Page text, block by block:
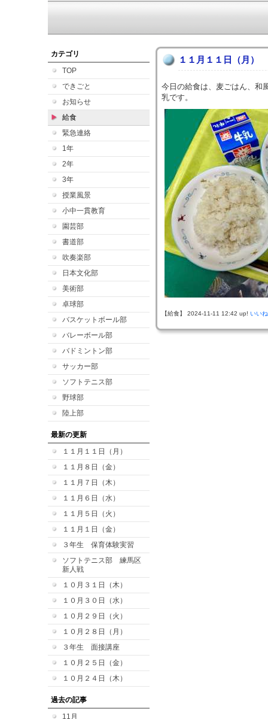
カテゴリ
TOP
できごと
お知らせ
給食
緊急連絡
1年
2年
3年
授業風景
小中一貫教育
園芸部
書道部
吹奏楽部
日本文化部
美術部
卓球部
バスケットボール部
バレーボール部
バドミントン部
サッカー部
ソフトテニス部
野球部
陸上部
最新の更新
１１月１１日（月）
１１月８日（金）
１１月７日（木）
１１月６日（水）
１１月５日（火）
１１月１日（金）
３年生 保育体験実習
ソフトテニス部 練馬区
新人戦
１０月３１日（木）
１０月３０日（水）
１０月２９日（火）
１０月２８日（月）
３年生 面接講座
１０月２５日（金）
１０月２４日（木）
過去の記事
11月
１１月１１日（月）
今日の給食は、麦ごはん、和
乳です。
【給食】 2024-11-11 12:42 up! いい